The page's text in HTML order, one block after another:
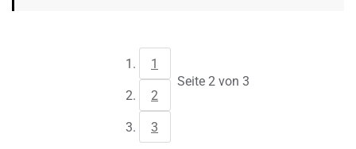
1
2
3
Seite 2 von 3